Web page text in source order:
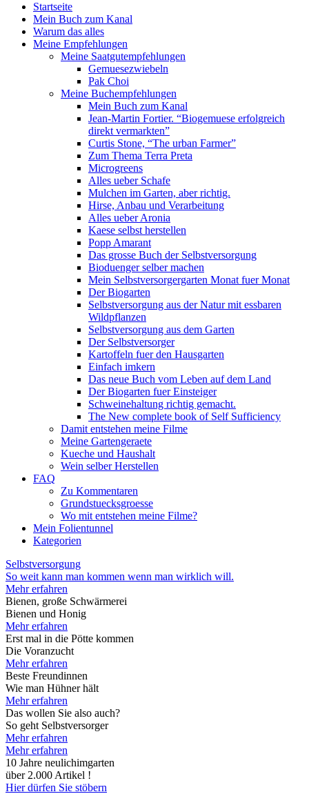
Startseite
Mein Buch zum Kanal
Warum das alles
Meine Empfehlungen
Meine Saatgutempfehlungen
Gemuesezwiebeln
Pak Choi
Meine Buchempfehlungen
Mein Buch zum Kanal
Jean-Martin Fortier. “Biogemuese erfolgreich
direkt vermarkten”
Curtis Stone, “The urban Farmer”
Zum Thema Terra Preta
Microgreens
Alles ueber Schafe
Mulchen im Garten, aber richtig.
Hirse, Anbau und Verarbeitung
Alles ueber Aronia
Kaese selbst herstellen
Popp Amarant
Das grosse Buch der Selbstversorgung
Bioduenger selber machen
Mein Selbstversorgergarten Monat fuer Monat
Der Biogarten
Selbstversorgung aus der Natur mit essbaren
Wildpflanzen
Selbstversorgung aus dem Garten
Der Selbstversorger
Kartoffeln fuer den Hausgarten
Einfach imkern
Das neue Buch vom Leben auf dem Land
Der Biogarten fuer Einsteiger
Schweinehaltung richtig gemacht.
The New complete book of Self Sufficiency
Damit entstehen meine Filme
Meine Gartengeraete
Kueche und Haushalt
Wein selber Herstellen
FAQ
Zu Kommentaren
Grundstuecksgroesse
Wo mit entstehen meine Filme?
Mein Folientunnel
Kategorien
Selbstversorgung
So weit kann man kommen wenn man wirklich will.
Mehr erfahren
Bienen, große Schwärmerei
Bienen und Honig
Mehr erfahren
Erst mal in die Pötte kommen
Die Voranzucht
Mehr erfahren
Beste Freundinnen
Wie man Hühner hält
Mehr erfahren
Das wollen Sie also auch?
So geht Selbstversorger
Mehr erfahren
Mehr erfahren
10 Jahre neulichimgarten
über 2.000 Artikel !
Hier dürfen Sie stöbern